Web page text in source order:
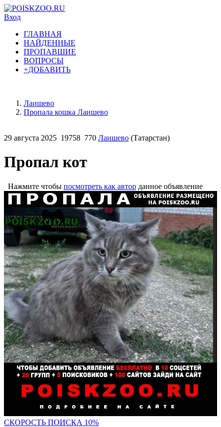
Вход
ГЛАВНАЯ
НАЙДЕННЫЕ
ПРОПАВШИЕ
ВОПРОСЫ
+ДОБАВИТЬ
Лаишево
Пропала кошка Лаишево
29 августа 2025 19758 770 Лаишево (Татарстан)
Пропал кот
Нажмите чтобы посмотреть как автор данное объявление
СКОРОСТЬ ПОИСКА 10%